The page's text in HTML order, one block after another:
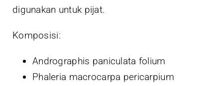
digunakan untuk pijat.
Komposisi:
Andrographis paniculata folium
Phaleria macrocarpa pericarpium